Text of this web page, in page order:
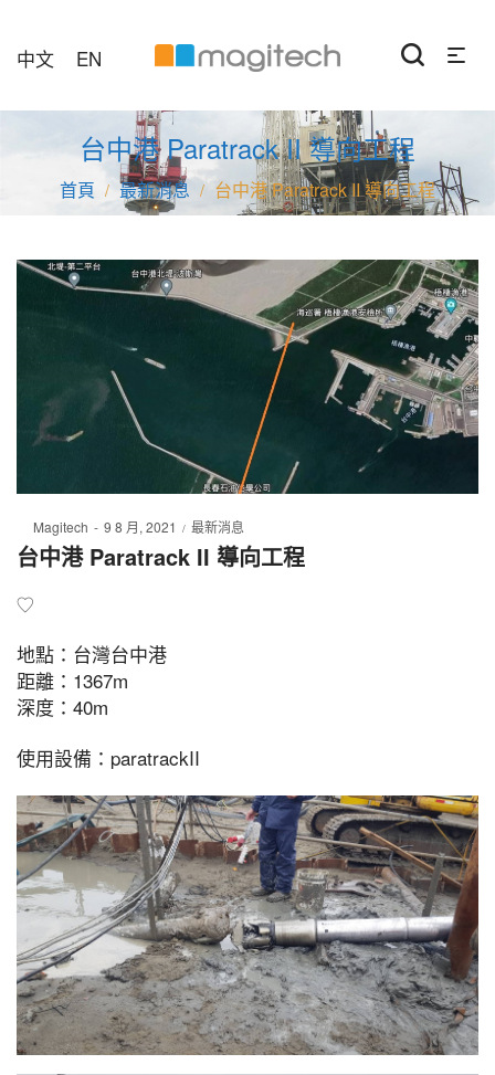
中文 EN
台中港 Paratrack II 導向工程
/ 最新消息 / 台中港 Paratrack II 導向工程
Magitech
Posted
on
9 8 月, 2021
Posted
in
最新消息
台中港 Paratrack II 導向工程
地點：台灣台中港
距離：1367m
深度：40m
使用設備：paratrackII